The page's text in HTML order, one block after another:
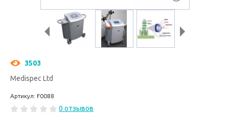
3503
Medispec Ltd
Артикул: F0088
0 отзывов